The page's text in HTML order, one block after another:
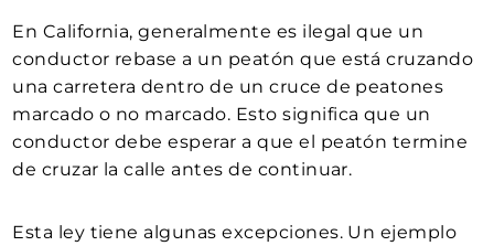
En California, generalmente es ilegal que un
conductor rebase a un peatón que está cruzando
una carretera dentro de un cruce de peatones
marcado o no marcado. Esto significa que un
conductor debe esperar a que el peatón termine
de cruzar la calle antes de continuar.
Esta ley tiene algunas excepciones. Un ejemplo